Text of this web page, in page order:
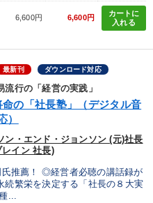
ル活用 稲盛和夫
想
キーワード」を更新いただけます。
refresh 更新する
6,600円 6,600円
カートに
入れる
最新刊 ダウンロード対応
行の「経営の実践」
命の「社長塾」（デジタル音
）
・エンド・ジョンソン (元)社長
レイン 社長)
推薦！ ◎経営者必聴の講話録が
続繁栄を決定する「社長の８大実
...